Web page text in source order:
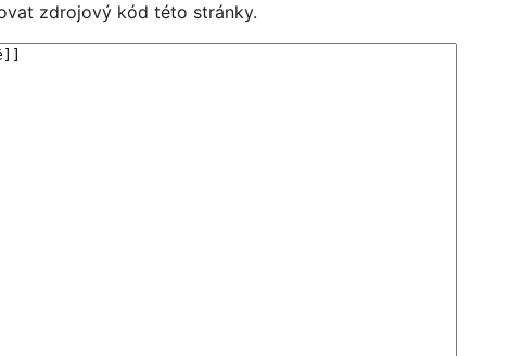
zdrojový kód této stránky.